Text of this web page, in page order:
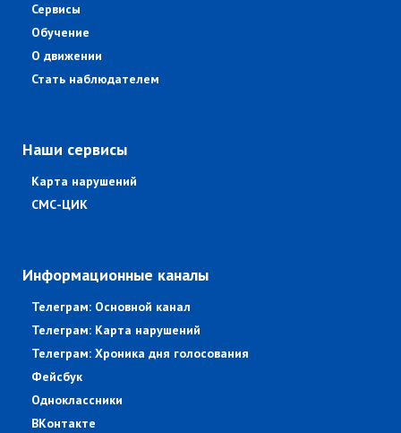
Сервисы
Обучение
О движении
Стать наблюдателем
Наши сервисы
Карта нарушений
СМС-ЦИК
Информационные каналы
Телеграм: Основной канал
Телеграм: Карта нарушений
Телеграм: Хроника дня голосования
Фейсбук
Одноклассники
ВКонтакте